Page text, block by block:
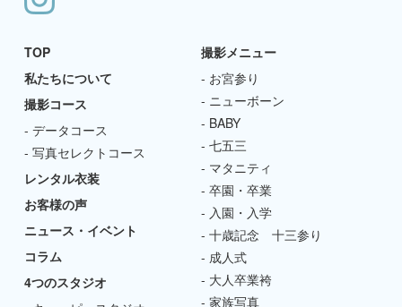
TOP
私たちについて
撮影コース
データコース
写真セレクトコース
レンタル衣装
お客様の声
ニュース・イベント
コラム
4つのスタジオ
撮影メニュー
お宮参り
ニューボーン
BABY
七五三
マタニティ
卒園・卒業
入園・入学
十歳記念 十三参り
成人式
大人卒業袴
家族写真